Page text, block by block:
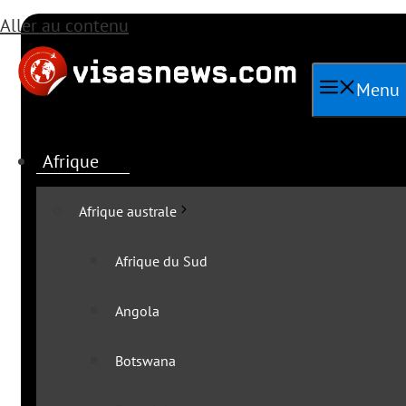
Aller au contenu
Menu
Afrique
Afrique australe
Afrique du Sud
Angola
Botswana